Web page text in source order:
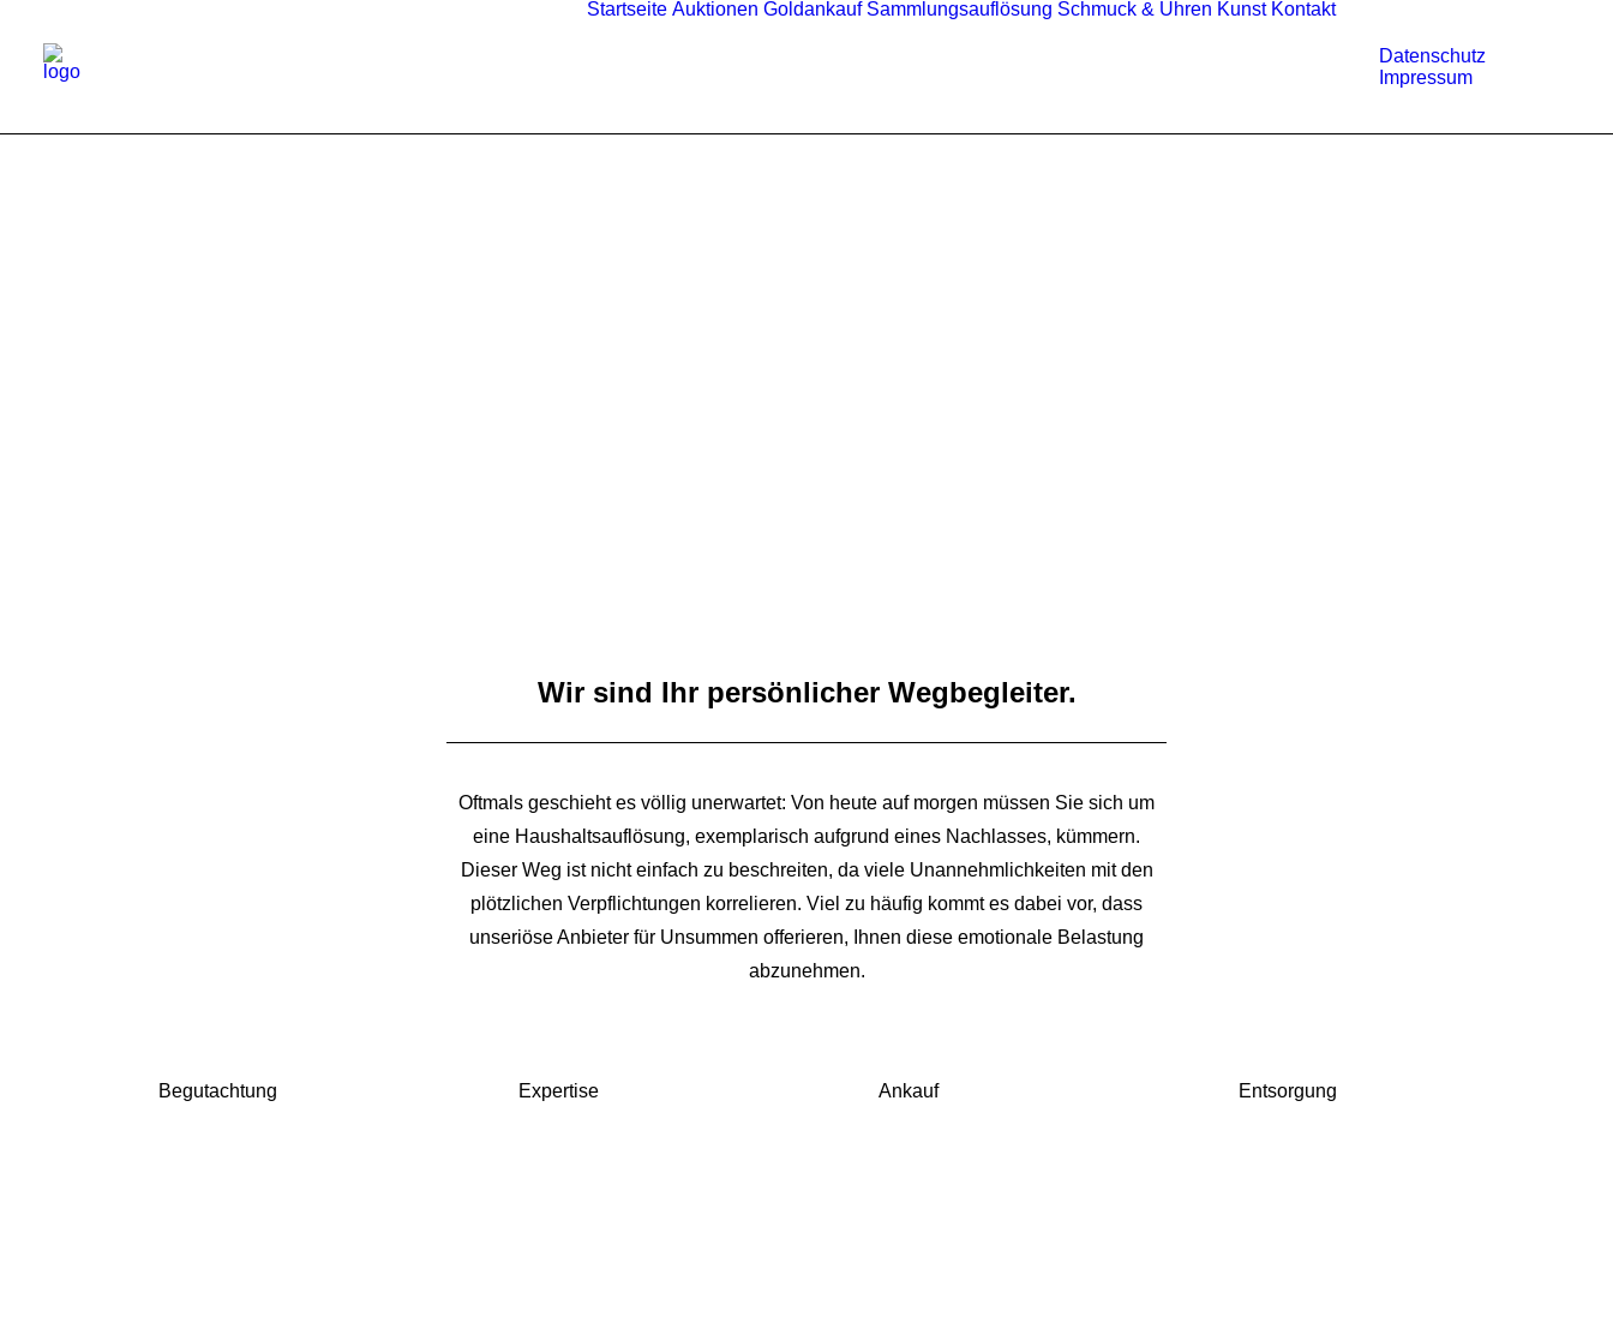
Startseite Auktionen Goldankauf Sammlungsauflösung Schmuck & Uhren Kunst Kontakt
Datenschutz
Impressum
Wir sind Ihr persönlicher Wegbegleiter.
Oftmals geschieht es völlig unerwartet: Von heute auf morgen müssen Sie sich um
eine Haushaltsauflösung, exemplarisch aufgrund eines Nachlasses, kümmern.
Dieser Weg ist nicht einfach zu beschreiten, da viele Unannehmlichkeiten mit den
plötzlichen Verpflichtungen korrelieren. Viel zu häufig kommt es dabei vor, dass
unseriöse Anbieter für Unsummen offerieren, Ihnen diese emotionale Belastung
abzunehmen.
Begutachtung Expertise Ankauf Entsorgung